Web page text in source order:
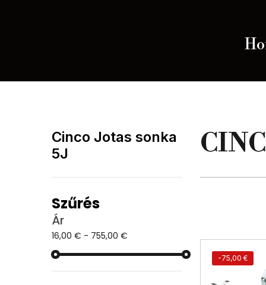
Cinco Jotas sonka
5J
Szűrés
Ár
16,00 € - 755,00 €
-75,00 €